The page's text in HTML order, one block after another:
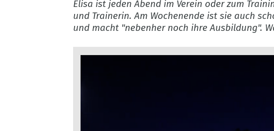
Elisa ist jeden Abend im Verein oder zum
und Trainerin. Am Wochenende ist sie auch
und macht "nebenher noch ihre Ausbildung".